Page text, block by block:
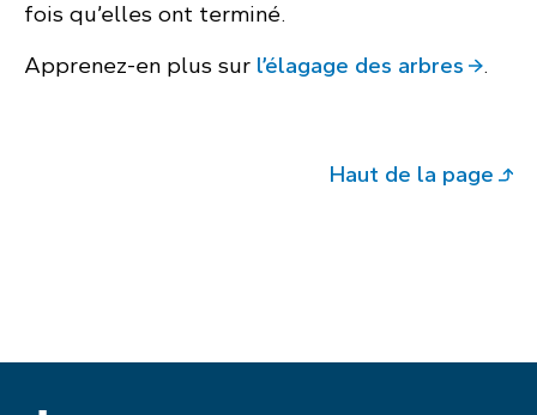
fois qu’elles ont terminé.
Apprenez-en plus sur l’élagage des arbres .
Haut de la page